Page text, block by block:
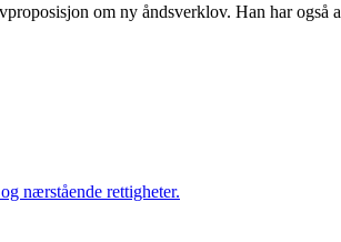
om ny åndsverklov. Han har også
nærstående rettigheter.